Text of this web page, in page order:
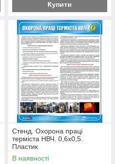
Купити
Стенд. Охорона праці
терміста НВЧ. 0,6х0,5.
Пластик
В наявності